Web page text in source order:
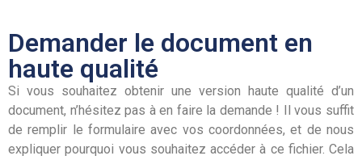
Demander le document en
haute qualité
Si vous souhaitez obtenir une version haute qualité d’un
document, n’hésitez pas à en faire la demande ! Il vous suffit
de remplir le formulaire avec vos coordonnées, et de nous
expliquer pourquoi vous souhaitez accéder à ce fichier. Cela